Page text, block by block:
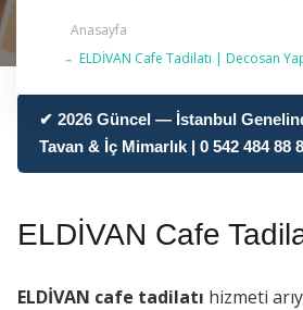
Anasayfa
ELDİVAN Cafe Tadilatı | Decosan
✔ 2026 Güncel — İstanbul
Tavan & İç Mimarlık | 0 542 484 88
ELDİVAN Cafe
ELDİVAN cafe tadilatı hizmeti